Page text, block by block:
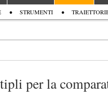
STRUMENTI
per la